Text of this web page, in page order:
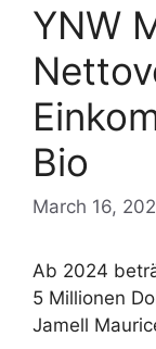
YNW
Bio
March 16,
Ab 2024
5 Millionen
Jamell